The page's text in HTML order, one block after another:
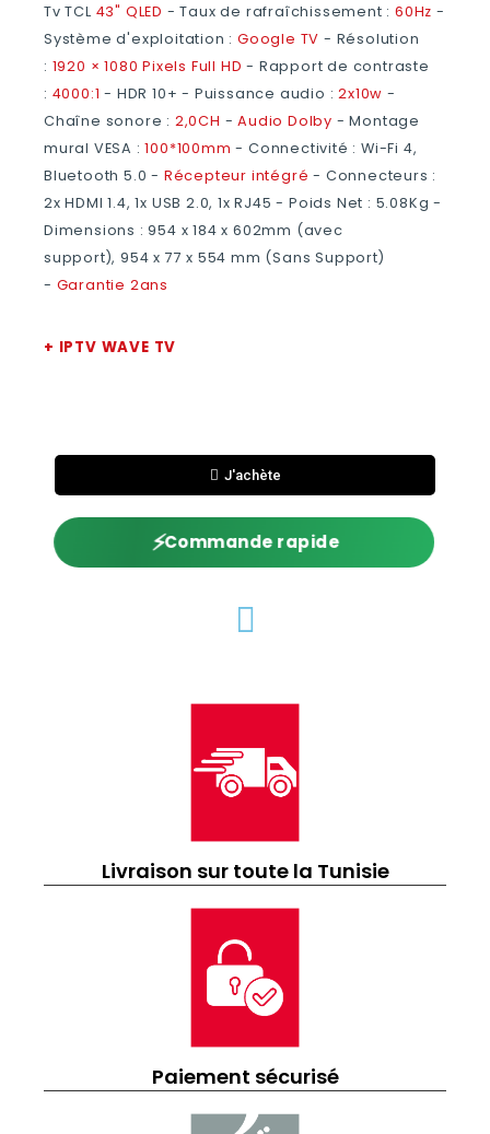
Tv TCL 43" QLED - Taux de rafraîchissement : 60Hz -
Système d'exploitation : Google TV - Résolution
: 1920 × 1080 Pixels Full HD - Rapport de contraste
: 4000:1 - HDR 10+ - Puissance audio :2x10w -
Chaîne sonore : 2,0CH -Audio Dolby - Montage
mural VESA :100*100mm - Connectivité : Wi-Fi 4,
Bluetooth 5.0 - Récepteur intégré - Connecteurs :
2x HDMI 1.4, 1x USB 2.0, 1x RJ45 - Poids Net : 5.08Kg -
Dimensions : 954 x 184 x 602mm (avec
support), 954 x 77 x 554 mm (Sans Support)
- Garantie 2ans
+ IPTV WAVE TV
J'achète
⚡Commande rapide
Livraison sur toute la Tunisie
Paiement sécurisé